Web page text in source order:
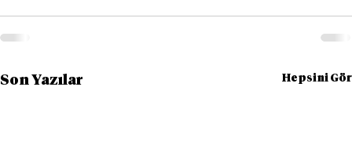
Son Yazılar Hepsini Gör